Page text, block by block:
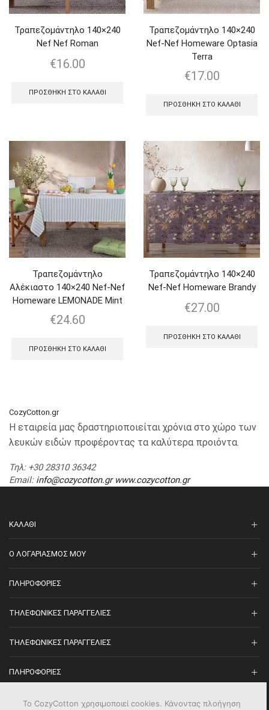
Τραπεζομάντηλο 140×240
Nef Nef Roman
€16.00
ΠΡΟΣΘΉΚΗ ΣΤΟ ΚΑΛΆΘΙ
Τραπεζομάντηλο 140×240
Nef-Nef Homeware Optasia
Terra
€17.00
ΠΡΟΣΘΉΚΗ ΣΤΟ ΚΑΛΆΘΙ
Τραπεζομάντηλο
Αλέκιαστο 140×240 Nef-Nef
Homeware LEMONADE Mint
€24.60
ΠΡΟΣΘΉΚΗ ΣΤΟ ΚΑΛΆΘΙ
Τραπεζομάντηλο 140×240
Nef-Nef Homeware Brandy
€27.00
ΠΡΟΣΘΉΚΗ ΣΤΟ ΚΑΛΆΘΙ
CozyCotton.gr
Η εταιρεία μας δραστηριοποιείται χρόνια στο χώρο των
λευκών ειδών προφέροντας τα καλύτερα προιόντα.
Τηλ: +30 28310 36342
Email: info@cozycotton.gr www.cozycotton.gr
ΚΑΛΆΘΙ
O ΛΟΓΑΡΙΑΣΜΌΣ ΜΟΥ
ΠΛΗΡΟΦΟΡΊΕΣ
ΤΗΛΕΦΩΝΙΚΈΣ ΠΑΡΑΓΓΕΛΊΕΣ
ΤΗΛΕΦΩΝΙΚΈΣ ΠΑΡΑΓΓΕΛΊΕΣ
ΠΛΗΡΟΦΟΡΊΕΣ
Το CozyCotton χρησιμοποιεί cookies. Κάνοντας πλοήγηση